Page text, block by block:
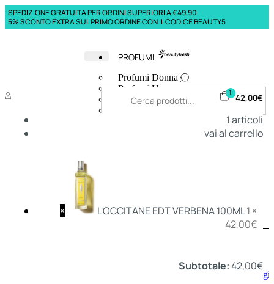
SPEDIZIONE GRATUITA PER ORDINI SUPERIORI A €49,90
5% SCONTO EXTRA SUL PRIMO ORDINE CON IL CODICE BEAUTY5
PROFUMI
Profumi Donna
Profumi Uomo
Deodoranti Donna
Deo
Aggiungi
1 42,00€
1articoli
vai al carrello
× L'OCCITANE EDT VERBENA 100ML1 ×
42,00€
Subtotale:42,00€